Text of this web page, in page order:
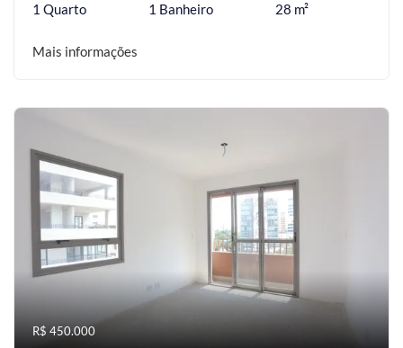
1 Quarto 1 Banheiro 28 m²
Mais informações
R$ 450.000